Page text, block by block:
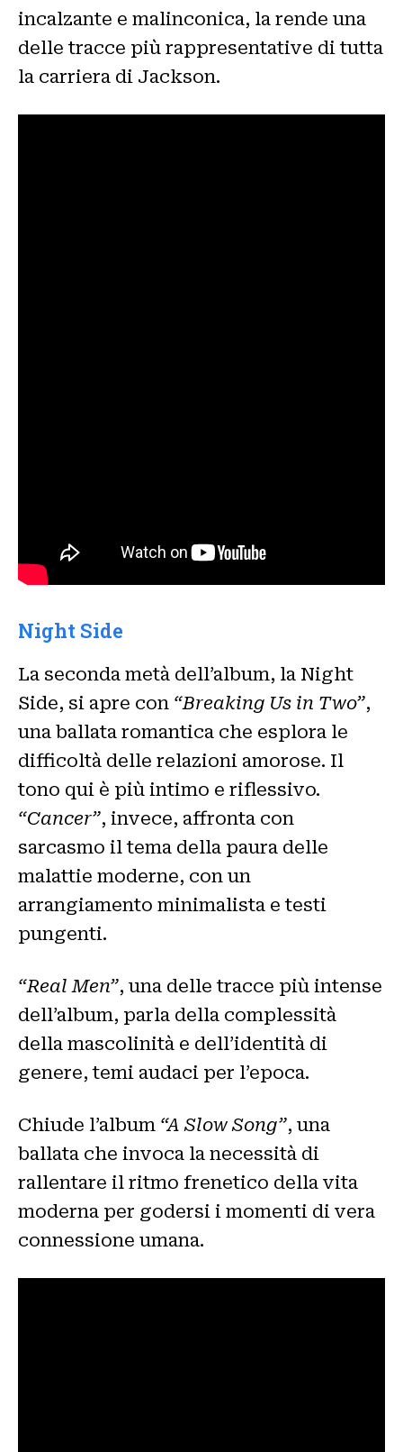
incalzante e malinconica, la rende una
delle tracce più rappresentative di tutta
la carriera di Jackson.
Night Side
La seconda metà dell’album, la Night
Side, si apre con “Breaking Us in Two”,
una ballata romantica che esplora le
difficoltà delle relazioni amorose. Il
tono qui è più intimo e riflessivo.
“Cancer”, invece, affronta con
sarcasmo il tema della paura delle
malattie moderne, con un
arrangiamento minimalista e testi
pungenti.
“Real Men”, una delle tracce più intense
dell’album, parla della complessità
della mascolinità e dell’identità di
genere, temi audaci per l’epoca.
Chiude l’album “A Slow Song”, una
ballata che invoca la necessità di
rallentare il ritmo frenetico della vita
moderna per godersi i momenti di vera
connessione umana.